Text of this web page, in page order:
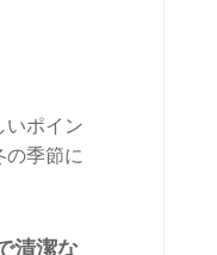
いポイン
の季節に
清潔な